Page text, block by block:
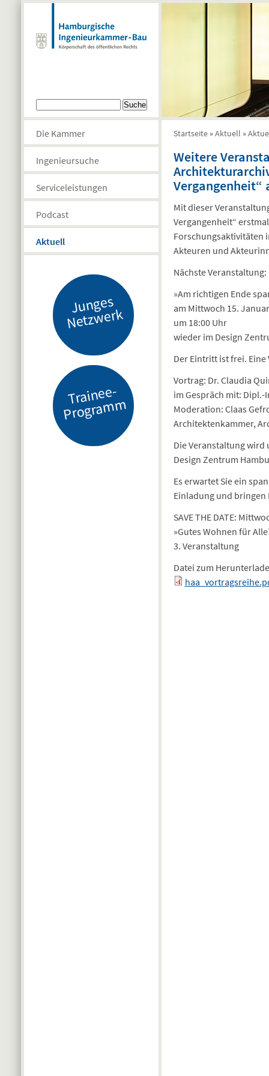
Direkt zum Inhalt
Suchformular
Die Kammer
Ingenieursuche
Serviceleistungen
Podcast
Aktuell
J
u
n
g
es
N
etz
w
er
k
Tr
ai
n
e
e-
Pr
o
gr
a
m
m
Sie sind hier
Startseite »Aktuell »
Weitere
Vergangenheit“
Mit dieser
Vergangenheit“
Forschungsaktivitäten
Akteuren und
Nächste Veranstaltung:
»Am richtigen Ende
am Mittwoch 15.
um 18:00 Uhr
wieder im Design
Der Eintritt ist frei.
Vortrag: Dr. Claudia
im Gespräch mit: Dipl.-
Moderation: Claas
Architektenkammer,
Die Veranstaltung
Design Zentrum
Es erwartet Sie ein
Einladung und
SAVE THE DATE:
»Gutes Wohnen für
3. Veranstaltung
Datei zum